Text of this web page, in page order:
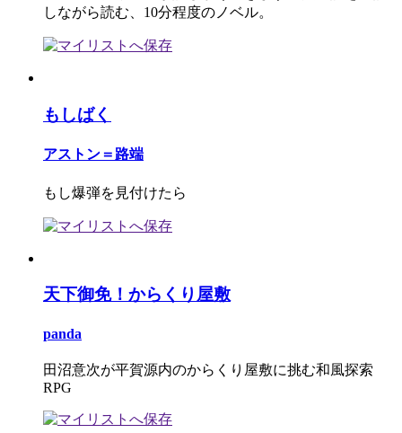
しながら読む、10分程度のノベル。
もしばく
アストン＝路端
もし爆弾を見付けたら
天下御免！からくり屋敷
panda
田沼意次が平賀源内のからくり屋敷に挑む和風探索
RPG